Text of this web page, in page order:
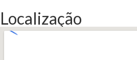
Localização